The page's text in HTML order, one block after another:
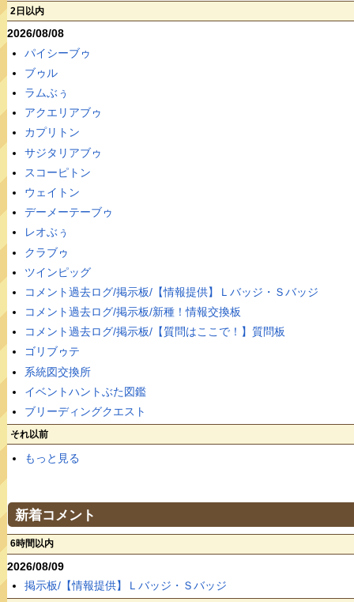
2日以内
2026/08/08
パイシーブゥ
ブゥル
ラムぶぅ
アクエリアブゥ
カプリトン
サジタリアブゥ
スコーピトン
ウェイトン
デーメーテーブゥ
レオぶぅ
クラブゥ
ツインピッグ
コメント過去ログ/掲示板/【情報提供】Ｌバッジ・Ｓバッジ
コメント過去ログ/掲示板/新種！情報交換板
コメント過去ログ/掲示板/【質問はここで！】質問板
ゴリブゥテ
系統図交換所
イベントハントぶた図鑑
ブリーディングクエスト
それ以前
もっと見る
新着コメント
6時間以内
2026/08/09
掲示板/【情報提供】Ｌバッジ・Ｓバッジ